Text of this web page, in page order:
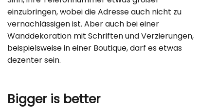
einzubringen, wobei die Adresse auch nicht zu
vernachlässigen ist. Aber auch bei einer
Wanddekoration mit Schriften und Verzierungen,
beispielsweise in einer Boutique, darf es etwas
dezenter sein.
Bigger is better